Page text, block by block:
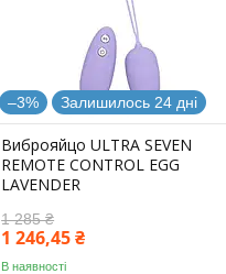
–3% Залишилось 24 дні
Виброяйцо ULTRA SEVEN
REMOTE CONTROL EGG
LAVENDER
1 285 ₴
1 246,45 ₴
В наявності